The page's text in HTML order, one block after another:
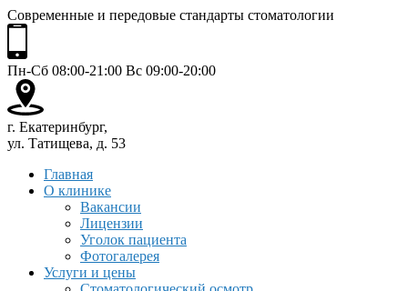
Современные и передовые стандарты стоматологии
Пн-Сб 08:00-21:00 Вс 09:00-20:00
г. Екатеринбург,
ул. Татищева, д. 53
Главная
О клинике
Вакансии
Лицензии
Уголок пациента
Фотогалерея
Услуги и цены